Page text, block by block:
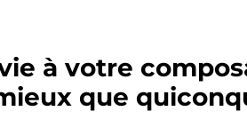
à votre
que